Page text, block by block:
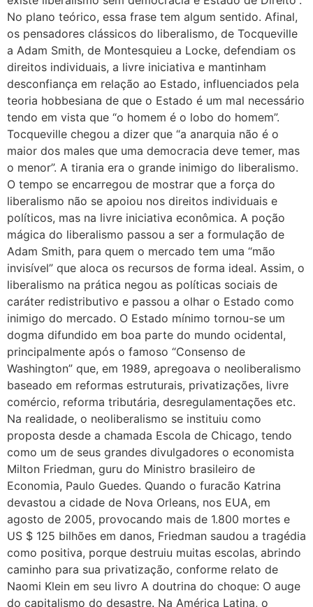
No plano teórico, essa frase tem algum sentido. Afinal,
os pensadores clássicos do liberalismo, de Tocqueville
a Adam Smith, de Montesquieu a Locke, defendiam os
direitos individuais, a livre iniciativa e mantinham
desconfiança em relação ao Estado, influenciados pela
teoria hobbesiana de que o Estado é um mal necessário
tendo em vista que “o homem é o lobo do homem”.
Tocqueville chegou a dizer que “a anarquia não é o
maior dos males que uma democracia deve temer, mas
o menor”. A tirania era o grande inimigo do liberalismo.
O tempo se encarregou de mostrar que a força do
liberalismo não se apoiou nos direitos individuais e
políticos, mas na livre iniciativa econômica. A poção
mágica do liberalismo passou a ser a formulação de
Adam Smith, para quem o mercado tem uma “mão
invisível” que aloca os recursos de forma ideal. Assim, o
liberalismo na prática negou as políticas sociais de
caráter redistributivo e passou a olhar o Estado como
inimigo do mercado. O Estado mínimo tornou-se um
dogma difundido em boa parte do mundo ocidental,
principalmente após o famoso “Consenso de
Washington” que, em 1989, apregoava o neoliberalismo
baseado em reformas estruturais, privatizações, livre
comércio, reforma tributária, desregulamentações etc.
Na realidade, o neoliberalismo se instituiu como
proposta desde a chamada Escola de Chicago, tendo
como um de seus grandes divulgadores o economista
Milton Friedman, guru do Ministro brasileiro de
Economia, Paulo Guedes. Quando o furacão Katrina
devastou a cidade de Nova Orleans, nos EUA, em
agosto de 2005, provocando mais de 1.800 mortes e
US $ 125 bilhões em danos, Friedman saudou a tragédia
como positiva, porque destruiu muitas escolas, abrindo
caminho para sua privatização, conforme relato de
Naomi Klein em seu livro A doutrina do choque: O auge
do capitalismo do desastre. Na América Latina, o